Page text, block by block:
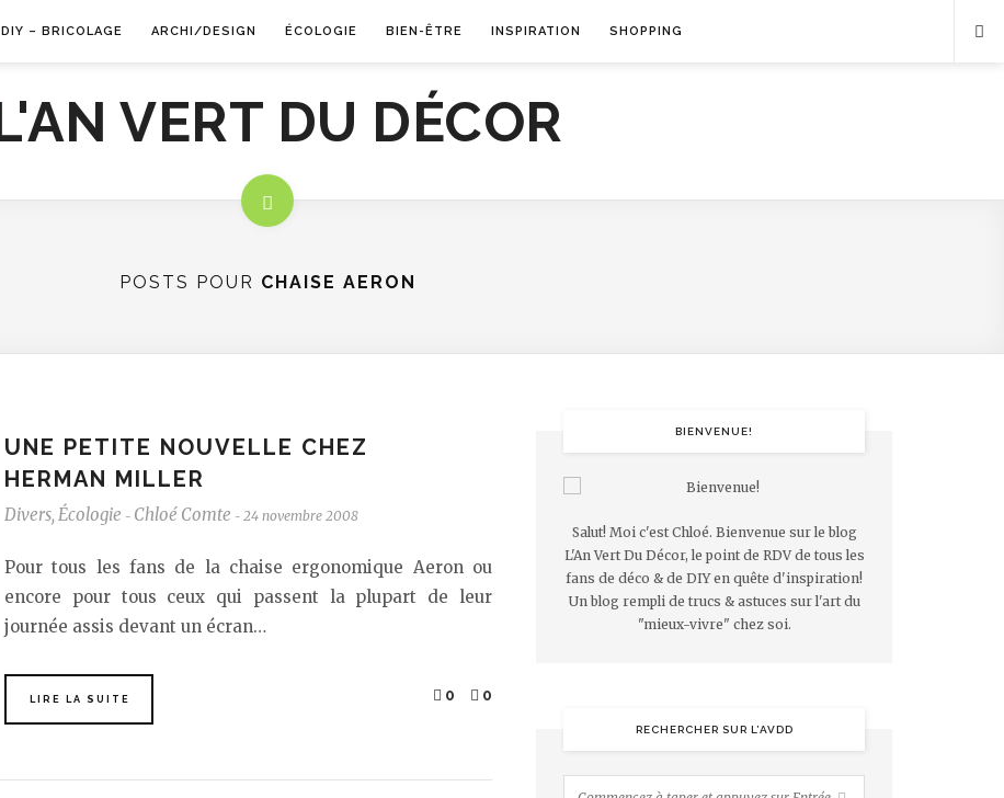
DIY – BRICOLAGE ARCHI/DESIGN ÉCOLOGIE BIEN-ÊTRE INSPIRATION SHOPPING
POSTS POUR CHAISE AERON
UNE PETITE NOUVELLE CHEZ
HERMAN MILLER
Divers, Écologie - Chloé Comte - 24 novembre 2008
Pour tous les fans de la chaise ergonomique Aeron ou
encore pour tous ceux qui passent la plupart de leur
journée assis devant un écran…
LIRE LA SUITE 0 0
BIENVENUE!
Salut! Moi c'est Chloé. Bienvenue sur le blog
L'An Vert Du Décor, le point de RDV de tous les
fans de déco & de DIY en quête d'inspiration!
Un blog rempli de trucs & astuces sur l'art du
"mieux-vivre" chez soi.
RECHERCHER SUR L’AVDD